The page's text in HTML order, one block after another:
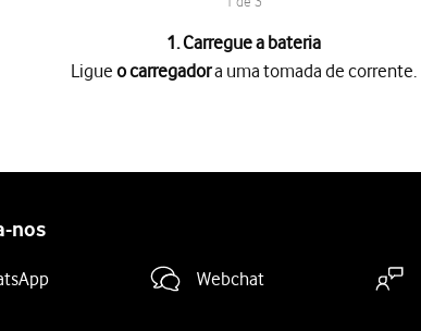
1. Carregue a bateria
Ligueo carregadora uma tomada de corrente.
nos
Webchat